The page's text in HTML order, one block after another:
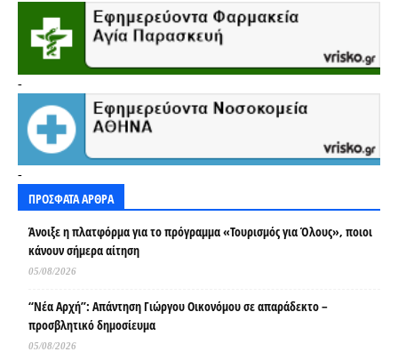
-
-
ΠΡΟΣΦΑΤΑ ΑΡΘΡΑ
Άνοιξε η πλατφόρμα για το πρόγραμμα «Τουρισμός για Όλους», ποιοι
κάνουν σήμερα αίτηση
05/08/2026
“Νέα Αρχή”: Απάντηση Γιώργου Οικονόμου σε απαράδεκτο –
προσβλητικό δημοσίευμα
05/08/2026